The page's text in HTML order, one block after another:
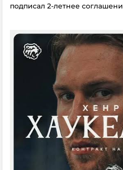
подписал 2-летнее